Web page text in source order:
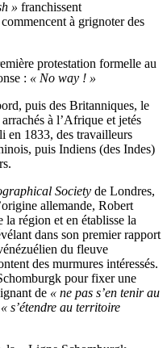
» franchissent
à grignoter des
protestation formelle au
: « No way ! »
puis des Britanniques, le
à l’Afrique et jetés
en 1833, des travailleurs
puis Indiens (des Indes)
Society de Londres,
allemande, Robert
région et en établisse la
dans son premier rapport
du fleuve
des murmures intéressés.
pour fixer une
de « ne pas s’en tenir au
« s’étendre au territoire